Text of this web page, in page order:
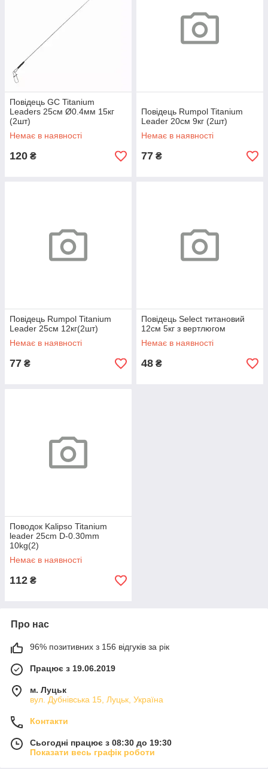
Повідець GC Titanium
Leaders 25см Ø0.4мм 15кг
(2шт)
Немає в наявності
120 ₴
Повідець Rumpol Titanium
Leader 20см 9кг (2шт)
Немає в наявності
77 ₴
Повідець Rumpol Titanium
Leader 25см 12кг(2шт)
Немає в наявності
77 ₴
Повідець Select титановий
12см 5кг з вертлюгом
Немає в наявності
48 ₴
Поводок Kalipso Titanium
leader 25cm D-0.30mm
10kg(2)
Немає в наявності
112 ₴
Про нас
96% позитивних з 156 відгуків за рік
Працює з 19.06.2019
м. Луцьк
вул. Дубнівська 15, Луцьк, Україна
Контакти
Сьогодні працює з 08:30 до 19:30
Показати весь графік роботи